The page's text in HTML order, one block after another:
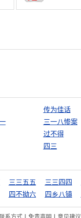
传为佳话
三一八惨案
过不得
四三
三三五五 三三四四
四不拗六 四乡八镇